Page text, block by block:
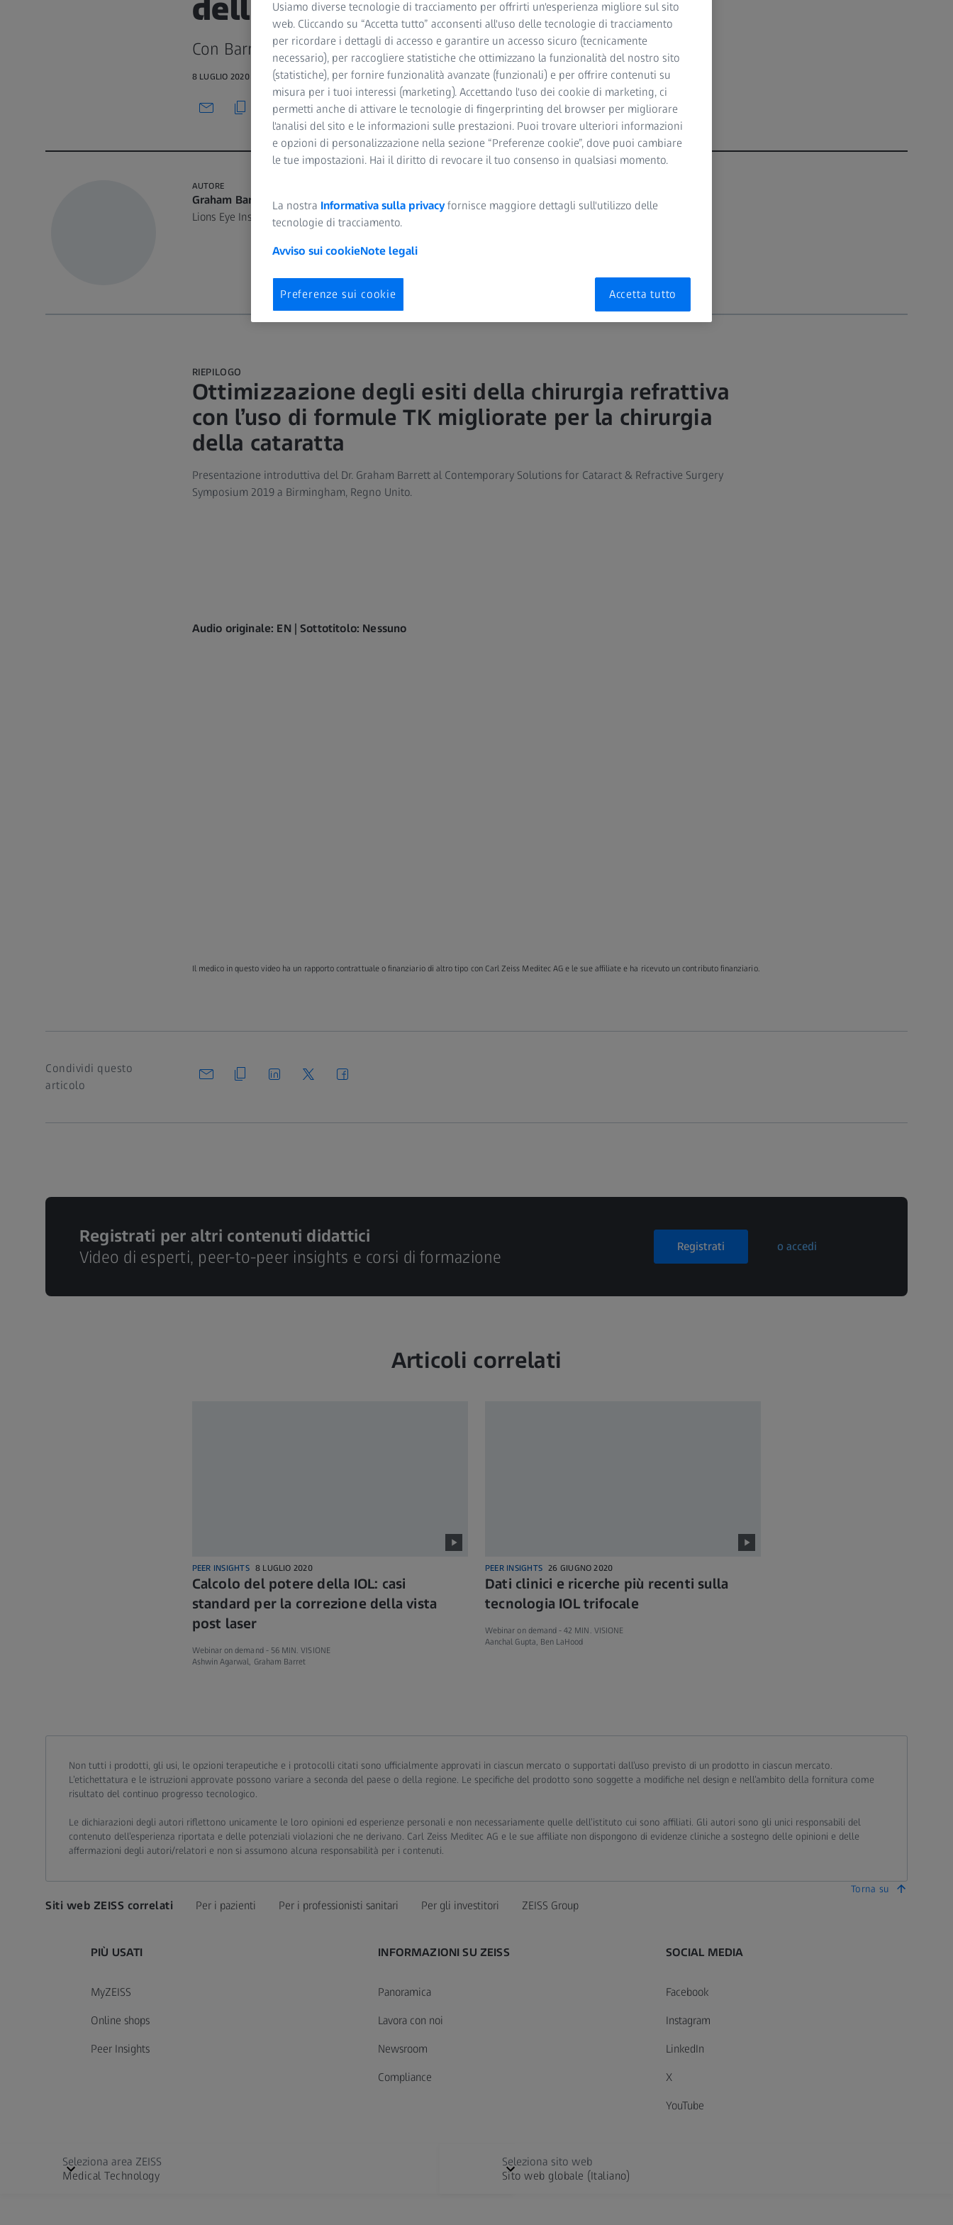
della cataratta
Con Barrett True K con TK e ZEISS IOLMaster 700
8 LUGLIO 2020 · 50 MIN VISIONE
AUTORE
Graham Barrett, MD
Lions Eye Institute, Perth, Australia
RIEPILOGO
Ottimizzazione degli esiti della chirurgia refrattiva
con l’uso di formule TK migliorate per la chirurgia
della cataratta
Presentazione introduttiva del Dr. Graham Barrett al Contemporary Solutions for Cataract & Refractive Surgery
Symposium 2019 a Birmingham, Regno Unito.
Audio originale: EN | Sottotitolo: Nessuno
Il medico in questo video ha un rapporto contrattuale o finanziario di altro tipo con Carl Zeiss Meditec AG e le sue affiliate e ha ricevuto un contributo finanziario.
Condividi questo
articolo
Registrati per altri contenuti didattici
Video di esperti, peer-to-peer insights e corsi di formazione
Registrati o accedi
Articoli correlati
PEER INSIGHTS 8 LUGLIO 2020
Calcolo del potere della IOL: casi
standard per la correzione della vista
post laser
Webinar on demand - 56 MIN. VISIONE
Ashwin Agarwal, Graham Barret
PEER INSIGHTS 26 GIUGNO 2020
Dati clinici e ricerche più recenti sulla
tecnologia IOL trifocale
Webinar on demand -42 MIN. VISIONE
Aanchal Gupta, Ben LaHood
Call contact at
Call contact on mobile at
Send contact a mail to
Non tutti i prodotti, gli usi, le opzioni terapeutiche e i protocolli citati sono ufficialmente approvati in ciascun mercato o supportati dall’uso previsto di un prodotto in ciascun mercato.
L’etichettatura e le istruzioni approvate possono variare a seconda del paese o della regione. Le specifiche del prodotto sono soggette a modifiche nel design e nell’ambito della fornitura come
risultato del continuo progresso tecnologico.
Le dichiarazioni degli autori riflettono unicamente le loro opinioni ed esperienze personali e non necessariamente quelle dell’istituto cui sono affiliati. Gli autori sono gli unici responsabili del
contenuto dell’esperienza riportata e delle potenziali violazioni che ne derivano. Carl Zeiss Meditec AG e le sue affiliate non dispongono di evidenze cliniche a sostegno delle opinioni e delle
affermazioni degli autori/relatori e non si assumono alcuna responsabilità per i contenuti.
Torna su
Siti web ZEISS correlati Per i pazienti Per i professionisti sanitari Per gli investitori ZEISS Group
PIÙ USATI
MyZEISS
Online shops
Peer Insights
INFORMAZIONI SU ZEISS
Panoramica
Lavora con noi
Newsroom
Compliance
SOCIAL MEDIA
Facebook
Instagram
LinkedIn
X
YouTube
Seleziona area ZEISS
Medical Technology
Seleziona sito web
Sito web globale (Italiano)
Usiamo diverse tecnologie di tracciamento per offrirti un'esperienza migliore sul sito
web. Cliccando su “Accetta tutto” acconsenti all'uso delle tecnologie di tracciamento
per ricordare i dettagli di accesso e garantire un accesso sicuro (tecnicamente
necessario), per raccogliere statistiche che ottimizzano la funzionalità del nostro sito
(statistiche), per fornire funzionalità avanzate (funzionali) e per offrire contenuti su
misura per i tuoi interessi (marketing). Accettando l'uso dei cookie di marketing, ci
permetti anche di attivare le tecnologie di fingerprinting del browser per migliorare
l'analisi del sito e le informazioni sulle prestazioni. Puoi trovare ulteriori informazioni
e opzioni di personalizzazione nella sezione “Preferenze cookie”, dove puoi cambiare
le tue impostazioni. Hai il diritto di revocare il tuo consenso in qualsiasi momento.
La nostra Informativa sulla privacyfornisce maggiore dettagli sull'utilizzo delle
tecnologie di tracciamento.
Avviso sui cookieNote legali
Preferenze sui cookie Accetta tutto